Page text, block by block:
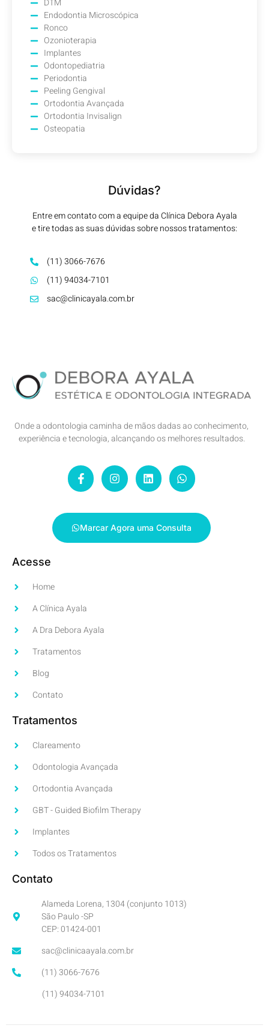
DTM
Endodontia Microscópica
Ronco
Ozonioterapia
Implantes
Odontopediatria
Periodontia
Peeling Gengival
Ortodontia Avançada
Ortodontia Invisalign
Osteopatia
Dúvidas?
Entre em contato com a equipe da Clínica Debora Ayala
e tire todas as suas dúvidas sobre nossos tratamentos:
(11) 3066-7676
(11) 94034-7101
sac@clinicayala.com.br
Onde a odontologia caminha de mãos dadas ao conhecimento,
experiência e tecnologia, alcançando os melhores resultados.
Marcar Agora uma Consulta
Acesse
Home
A Clínica Ayala
A Dra Debora Ayala
Tratamentos
Blog
Contato
Tratamentos
Clareamento
Odontologia Avançada
Ortodontia Avançada
GBT - Guided Biofilm Therapy
Implantes
Todos os Tratamentos
Contato
Alameda Lorena, 1304 (conjunto 1013)
São Paulo -SP
CEP: 01424-001
sac@clinicaayala.com.br
(11) 3066-7676
(11) 94034-7101